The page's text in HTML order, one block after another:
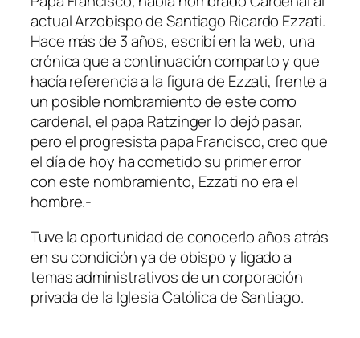
actual Arzobispo de Santiago Ricardo Ezzati.
Hace más de 3 años, escribí en la web, una
crónica que a continuación comparto y que
hacía referencia a la figura de Ezzati, frente a
un posible nombramiento de este como
cardenal, el papa Ratzinger lo dejó pasar,
pero el progresista papa Francisco, creo que
el día de hoy ha cometido su primer error
con este nombramiento, Ezzati no era el
hombre.-
Tuve la oportunidad de conocerlo años atrás
en su condición ya de obispo y ligado a
temas administrativos de un corporación
privada de la Iglesia Católica de Santiago.